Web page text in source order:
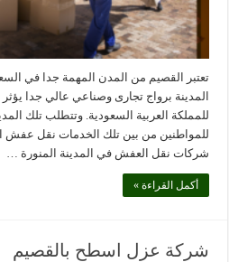
تعتبر القصيم من المدن المهمة جدا في
المدينة برواج تجارى وصناعي عالي جدا
للمملكة العربية السعودية. وتتطلب تلك
للمواطنين من بين تلك الخدمات نقل عفش
شركات نقل العفش في المدينة المنورة …
أكمل القراءة »
شركة عزل اسطح بالقصيم